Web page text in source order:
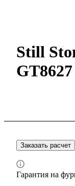
Still
GT8627
Заказать расчет
Гарантия на